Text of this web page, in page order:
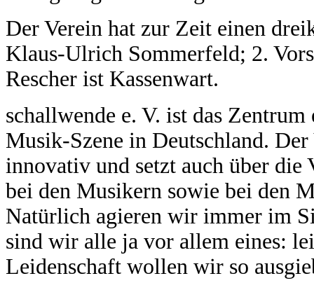
Der Verein hat zur Zeit einen
Klaus-Ulrich Sommerfeld; 2.
Rescher ist Kassenwart.
schallwende e. V. ist das
Musik-Szene in Deutschland.
innovativ und setzt auch über die
bei den Musikern sowie bei den
Natürlich agieren wir immer im
sind wir alle ja vor allem eines:
Leidenschaft wollen wir so